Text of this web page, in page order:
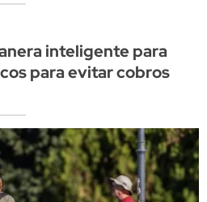
inteligente para
para evitar cobros